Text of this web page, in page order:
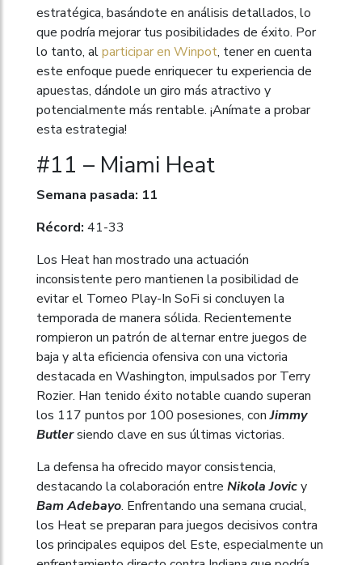
estratégica, basándote en análisis detallados, lo
que podría mejorar tus posibilidades de éxito. Por
lo tanto, alparticipar en Winpot, tener en cuenta
este enfoque puede enriquecer tu experiencia de
apuestas, dándole un giro más atractivo y
potencialmente más rentable. ¡Anímate a probar
esta estrategia!
#11 – Miami Heat
Semana pasada: 11
Récord: 41-33
Los Heat han mostrado una actuación
inconsistente pero mantienen la posibilidad de
evitar el Torneo Play-In SoFi si concluyen la
temporada de manera sólida. Recientemente
rompieron un patrón de alternar entre juegos de
baja y alta eficiencia ofensiva con una victoria
destacada en Washington, impulsados por Terry
Rozier. Han tenido éxito notable cuando superan
los 117 puntos por 100 posesiones, conJimmy
Butlersiendo clave en sus últimas victorias.
La defensa ha ofrecido mayor consistencia,
destacando la colaboración entre Nikola Jovicy
Bam Adebayo. Enfrentando una semana crucial,
los Heat se preparan para juegos decisivos contra
los principales equipos del Este, especialmente un